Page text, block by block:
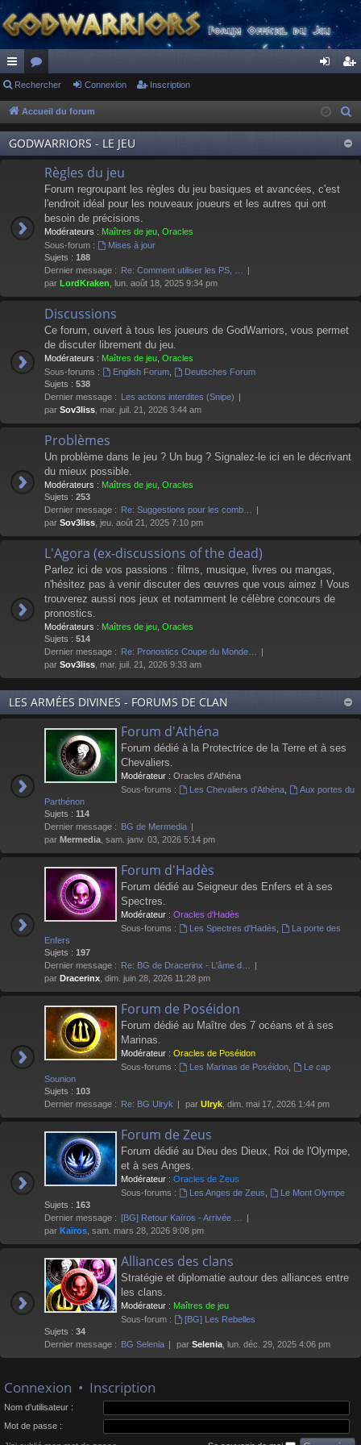
ac
co
ur
ci
or
u
m
s
ne
xi
on
cri
pti
on
Rechercher Connexion Inscription
Accueil du forum
GODWARRIORS - LE JEU
Règles du jeu
Forum regroupant les règles du jeu basiques et avancées, c'est
l'endroit idéal pour les nouveaux joueurs et les autres qui ont
besoin de précisions.
Modérateurs : Maîtres de jeu Oracles
Sous-forum :
Mises à jour
Sujets : 188
Dernier message : Re: Comment utiliser les PS, …
par LordKraken , lun. août 18, 2025 9:34 pm
Discussions
Ce forum, ouvert à tous les joueurs de GodWarriors, vous permet
de discuter librement du jeu.
Modérateurs : Maîtres de jeu Oracles
Sous-forums :
English Forum,
Deutsches Forum
Sujets : 538
Dernier message : Les actions interdites (Snipe)
par Sov3liss , mar. juil. 21, 2026 3:44 am
Problèmes
Un problème dans le jeu ? Un bug ? Signalez-le ici en le décrivant
du mieux possible.
Modérateurs : Maîtres de jeu Oracles
Sujets : 253
Dernier message : Re: Suggestions pour les comb…
par Sov3liss , jeu. août 21, 2025 7:10 pm
L'Agora (ex-discussions of the dead)
Parlez ici de vos passions : films, musique, livres ou mangas,
n'hésitez pas à venir discuter des œuvres que vous aimez ! Vous
trouverez aussi nos jeux et notamment le célèbre concours de
pronostics.
Modérateurs : Maîtres de jeu Oracles
Sujets : 514
Dernier message : Re: Pronostics Coupe du Monde…
par Sov3liss , mar. juil. 21, 2026 9:33 am
LES ARMÉES DIVINES - FORUMS DE CLAN
Forum d'Athéna
Forum dédié à la Protectrice de la Terre et à ses
Chevaliers.
Modérateur : Oracles d'Athéna
Sous-forums :
Les Chevaliers d'Athéna,
Aux portes du
Parthénon
Sujets : 114
Dernier message : BG de Mermedia
par Mermedia , sam. janv. 03, 2026 5:14 pm
Forum d'Hadès
Forum dédié au Seigneur des Enfers et à ses
Spectres.
Modérateur : Oracles d'Hadès
Sous-forums :
Les Spectres d'Hadès
La porte des
Enfers
Sujets : 197
Dernier message : Re: BG de Dracerinx - L'âme d…
par Dracerinx , dim. juin 28, 2026 11:28 pm
Forum de Poséidon
Forum dédié au Maître des 7 océans et à ses
Marinas.
Modérateur : Oracles de Poséidon
Sous-forums :
Les Marinas de Poséidon,
Le cap
Sounion
Sujets : 103
Dernier message : Re: BG Ulryk par Ulryk , dim. mai 17, 2026 1:44 pm
Forum de Zeus
Forum dédié au Dieu des Dieux, Roi de l'Olympe,
et à ses Anges.
Modérateur : Oracles de Zeus
Sous-forums :
Les Anges de Zeus
Le Mont Olympe
Sujets : 163
Dernier message : [BG] Retour Kaïros - Arrivée …
par Kaïros , sam. mars 28, 2026 9:08 pm
Alliances des clans
Stratégie et diplomatie autour des alliances entre
les clans.
Modérateur : Maîtres de jeu
Sous-forum :
[BG] Les Rebelles
Sujets : 34
Dernier message : BG Selenia par Selenia , lun. déc. 29, 2025 4:06 pm
Connexion • Inscription
Nom d’utilisateur :
Mot de passe :